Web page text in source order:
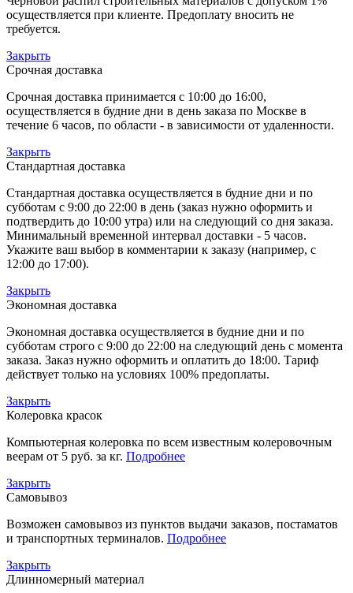
осуществляется при клиенте. Предоплату вносить не
требуется.
Закрыть
Срочная доставка
Срочная доставка принимается с 10:00 до 16:00,
осуществляется в будние дни в день заказа по Москве в
течение 6 часов, по области - в зависимости от удаленности.
Закрыть
Стандартная доставка
Стандартная доставка осуществляется в будние дни и по
субботам с 9:00 до 22:00 в день (заказ нужно оформить и
подтвердить до 10:00 утра) или на следующий со дня заказа.
Минимальный временной интервал доставки - 5 часов.
Укажите ваш выбор в комментарии к заказу (например, с
12:00 до 17:00).
Закрыть
Экономная доставка
Экономная доставка осуществляется в будние дни и по
субботам строго с 9:00 до 22:00 на следующий день с момента
заказа. Заказ нужно оформить и оплатить до 18:00. Тариф
действует только на условиях 100% предоплаты.
Закрыть
Колеровка красок
Компьютерная колеровка по всем известным колеровочным
веерам от 5 руб. за кг. Подробнее
Закрыть
Самовывоз
Возможен самовывоз из пунктов выдачи заказов, постаматов
и транспортных терминалов. Подробнее
Закрыть
Длинномерный материал